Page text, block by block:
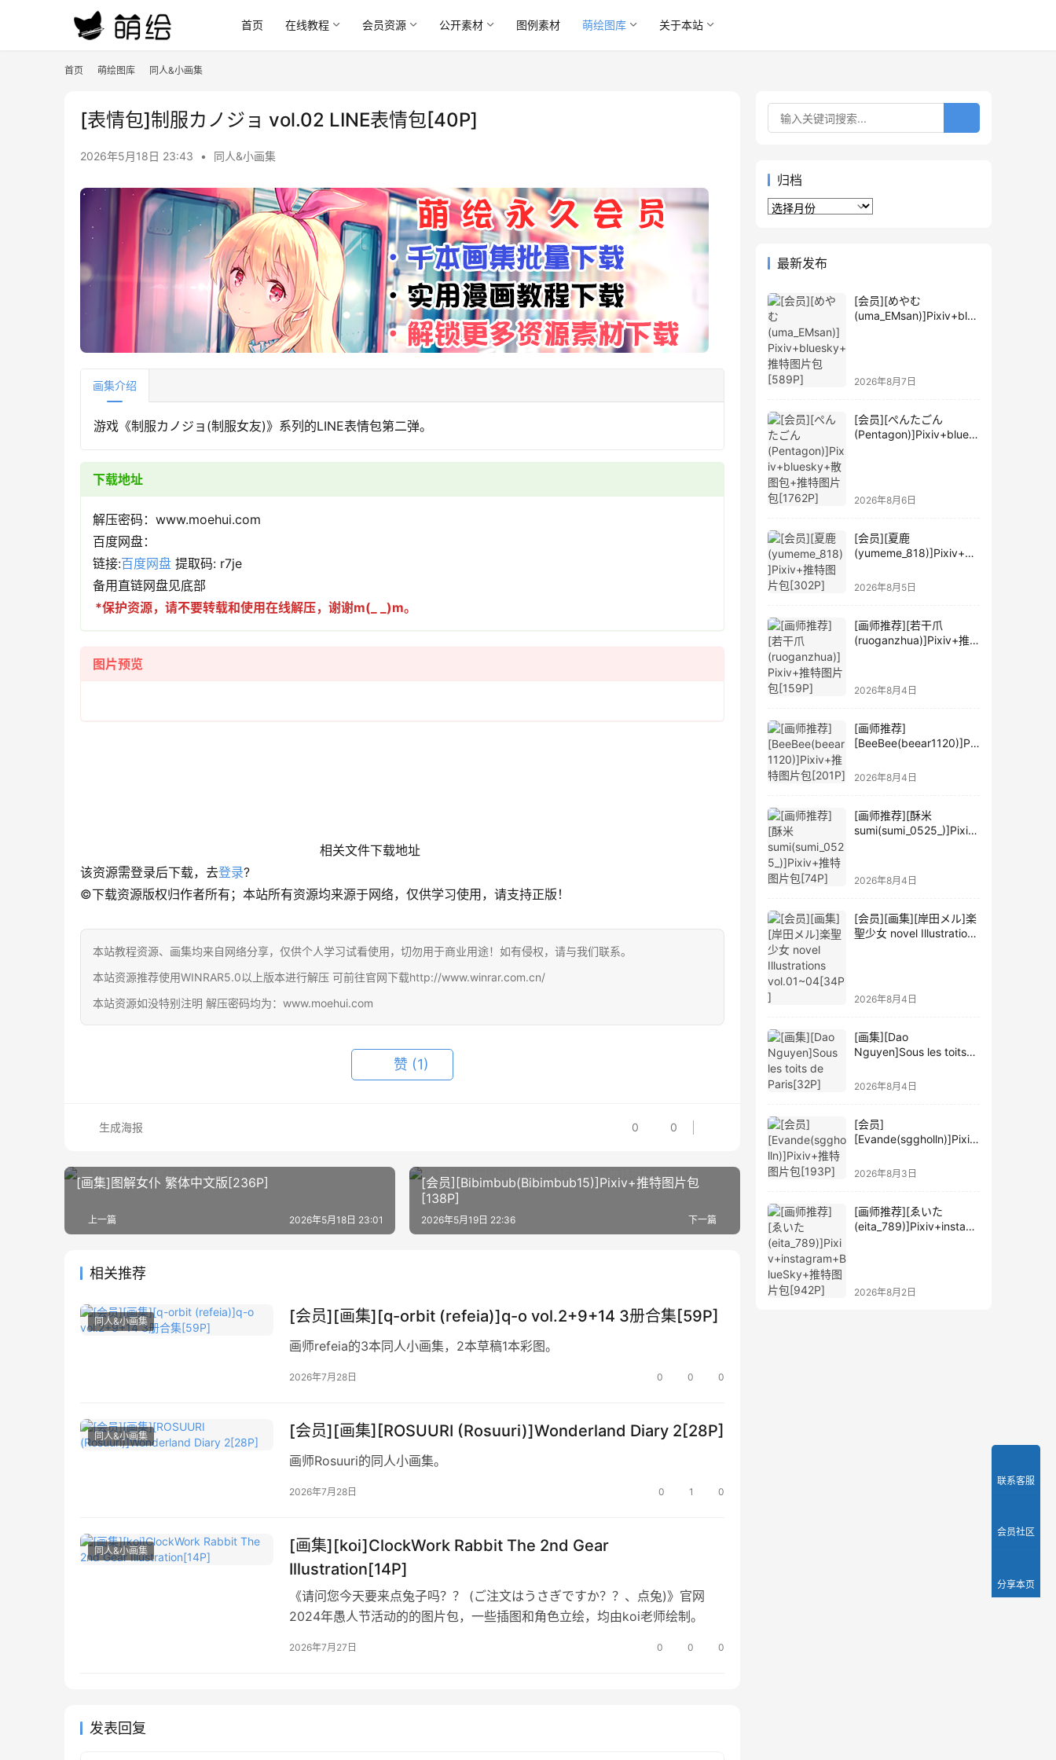
首页 在线教程 会员资源 公开素材 图例素材 萌绘图库 关于本站
首页 萌绘图库 同人&小画集
[表情包]制服カノジョ vol.02 LINE表情包[40P]
2026年5月18日 23:43 • 同人&小画集
画集介绍
游戏《制服カノジョ(制服女友)》系列的LINE表情包第二弹。
下载地址
解压密码：www.moehui.com
百度网盘：
链接:百度网盘 提取码: r7je
备用直链网盘见底部
*保护资源，请不要转载和使用在线解压，谢谢m(_ _)m。
图片预览
相关文件下载地址
该资源需登录后下载，去登录?
©下载资源版权归作者所有；本站所有资源均来源于网络，仅供学习使用，请支持正版！
本站教程资源、画集均来自网络分享，仅供个人学习试看使用，切勿用于商业用途！如有侵权，请与我们联系。
本站资源推荐使用WINRAR5.0以上版本进行解压 可前往官网下载http://www.winrar.com.cn/
本站资源如没特别注明 解压密码均为：www.moehui.com
赞 (1)
0 0
生成海报
[画集]图解女仆 繁体中文版[236P]
上一篇 2026年5月18日 23:01
[会员][Bibimbub(Bibimbub15)]Pixiv+推特图片包
[138P]
下一篇
2026年5月19日 22:36
相关推荐
同人&小画集 [会员][画集][q-orbit (refeia)]q-o vol.2+9+14 3册合集[59P]
画师refeia的3本同人小画集，2本草稿1本彩图。
2026年7月28日 0 0 0
同人&小画集 [会员][画集][ROSUURI (Rosuuri)]Wonderland Diary 2[28P]
画师Rosuuri的同人小画集。
2026年7月28日 0 1 0
同人&小画集
[画集][koi]ClockWork Rabbit The 2nd Gear
Illustration[14P]
《请问您今天要来点兔子吗？？ (ご注文はうさぎですか？？、点兔)》官网
2024年愚人节活动的的图片包，一些插图和角色立绘，均由koi老师绘制。
2026年7月27日 0 0 0
发表回复
归档
归
最新发布
[会员][めやむ
(uma_EMsan)]Pixiv+blue
2026年8月7日
[会员][ぺんたごん
(Pentagon)]Pixiv+blues
2026年8月6日
[会员][夏鹿
(yumeme_818)]Pixiv+推
2026年8月5日
[画师推荐][若干爪
(ruoganzhua)]Pixiv+推
2026年8月4日
[画师推荐]
[BeeBee(beear1120)]Pix
2026年8月4日
[画师推荐][酥米
sumi(sumi_0525_)]Pixiv
2026年8月4日
[会员][画集][岸田メル]楽
聖少女 novel Illustrations
2026年8月4日
[画集][Dao
Nguyen]Sous les toits
2026年8月4日
[会员]
[Evande(sggholln)]Pixiv
2026年8月3日
[画师推荐][ゑいた
(eita_789)]Pixiv+instagr
2026年8月2日
联系客服
会员社区
分享本页